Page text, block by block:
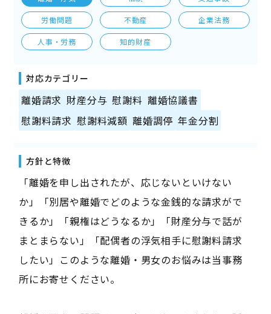
労働問題 不動産 企業法務
人事・労務 知的財産
対応カテゴリー
離婚請求 財産分与 慰謝料 離婚協議書
慰謝料請求 慰謝料減額 離婚調停 年金分割
方針と特徴
「離婚を申し出されたが、応じないといけない
か」「別居や離婚でどのような金銭的な請求がで
きるか」「親権はどうなるか」「財産分与で話が
まとまらない」「配偶者の浮気相手に慰謝料請求
したい」このような離婚・男女のお悩みは当事務
所にお寄せください。